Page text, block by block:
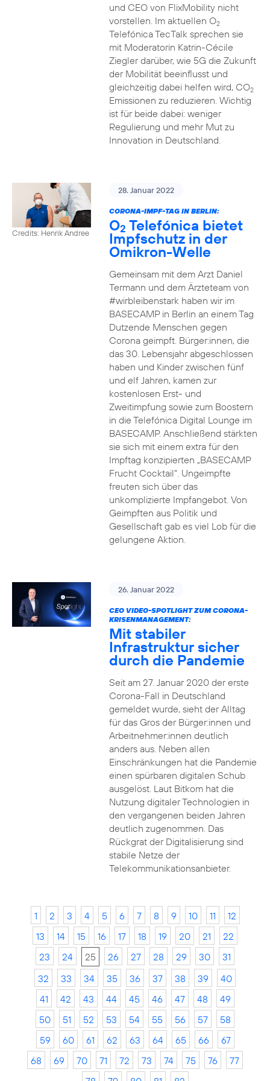
und CEO von FlixMobility nicht
vorstellen. Im aktuellen O2
Telefónica TecTalk sprechen sie
mit Moderatorin Katrin-Cécile
Ziegler darüber, wie 5G die Zukunft
der Mobilität beeinflusst und
gleichzeitig dabei helfen wird, CO2
Emissionen zu reduzieren. Wichtig
ist für beide dabei: weniger
Regulierung und mehr Mut zu
Innovation in Deutschland.
Credits: Henrik Andree
28. Januar 2022
CORONA-IMPF-TAG IN BERLIN:
O2 Telefónica bietet
Impfschutz in der
Omikron-Welle
Gemeinsam mit dem Arzt Daniel
Termann und dem Ärzteteam von
#wirbleibenstark haben wir im
BASECAMP in Berlin an einem Tag
Dutzende Menschen gegen
Corona geimpft. Bürger:innen, die
das 30. Lebensjahr abgeschlossen
haben und Kinder zwischen fünf
und elf Jahren, kamen zur
kostenlosen Erst- und
Zweitimpfung sowie zum Boostern
in die Telefónica Digital Lounge im
BASECAMP. Anschließend stärkten
sie sich mit einem extra für den
Impftag konzipierten „BASECAMP
Frucht Cocktail“. Ungeimpfte
freuten sich über das
unkomplizierte Impfangebot. Von
Geimpften aus Politik und
Gesellschaft gab es viel Lob für die
gelungene Aktion.
26. Januar 2022
CEO VIDEO-SPOTLIGHT ZUM CORONA-
KRISENMANAGEMENT:
Mit stabiler
Infrastruktur sicher
durch die Pandemie
Seit am 27. Januar 2020 der erste
Corona-Fall in Deutschland
gemeldet wurde, sieht der Alltag
für das Gros der Bürger:innen und
Arbeitnehmer:innen deutlich
anders aus. Neben allen
Einschränkungen hat die Pandemie
einen spürbaren digitalen Schub
ausgelöst. Laut Bitkom hat die
Nutzung digitaler Technologien in
den vergangenen beiden Jahren
deutlich zugenommen. Das
Rückgrat der Digitalisierung sind
stabile Netze der
Telekommunikationsanbieter.
1 2 3 4 5 6 7 8 9 10 11
12
13
14 15 16 17 18 19 20 21
22
23
24 25 26 27 28 29 30
31
32
33 34 35 36 37 38 39
40
41
42 43 44 45 46 47 48
49
50
51 52 53 54 55 56 57
58
59
60 61 62 63 64 65 66
67
68
69 70 71 72 73 74 75 76
77